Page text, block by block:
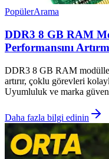
PopülerArama
DDR3 8 GB RAM
Performansını
DDR3 8 GB RAM
artırır, çoklu görevleri
Uyumluluk ve marka
Daha fazla bilgi edinin